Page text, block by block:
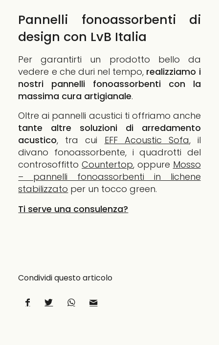
Pannelli fonoassorbenti di
design con LvB Italia
Per garantirti un prodotto bello da
vedere e che duri nel tempo, realizziamo i
nostri pannelli fonoassorbenti con la
massima cura artigianale.
Oltre ai pannelli acustici ti offriamo anche
tante altre soluzioni di arredamento
acustico, tra cui EFF Acoustic Sofa, il
divano fonoassorbente, i quadrotti del
controsoffittoCountertop, oppure Mosso
– pannelli fonoassorbenti in lichene
stabilizzato per un tocco green.
Ti serve una consulenza?
Condividi questo articolo